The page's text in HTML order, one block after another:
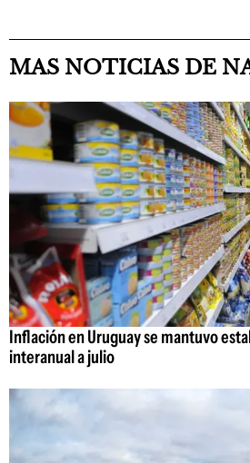
MAS NOTICIAS DE
Inflación en Uruguay se mantuvo
interanual a julio